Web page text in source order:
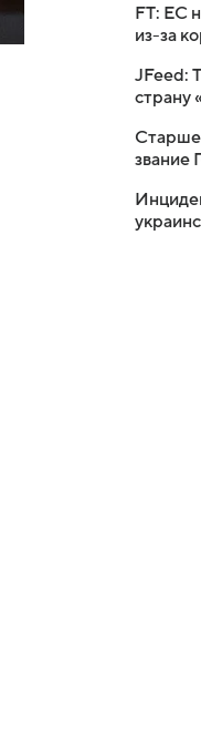
FT: ЕС
из-за
JFeed:
страну
звание